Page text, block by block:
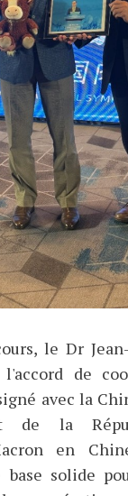
le Dr
de
avec la
de la
en
base solide